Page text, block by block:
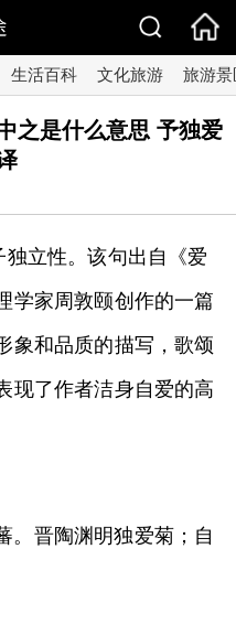
生活百科 文化旅游 旅游景
之是什么意思 予独爱
独立性。该句出自《爱
学家周敦颐创作的一篇
象和品质的描写，歌颂
现了作者洁身自爱的高
。晋陶渊明独爱菊；自